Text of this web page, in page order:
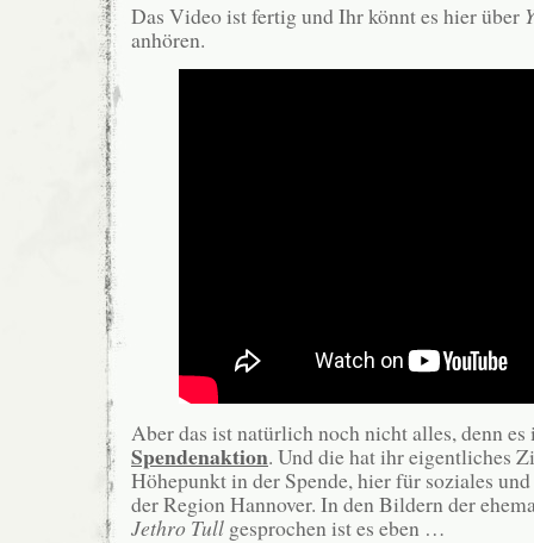
Das Video ist fertig und Ihr könnt es hier über
anhören.
Aber das ist natürlich noch nicht alles, denn
Spendenaktion. Und die hat ihr eigentliches
Höhepunkt in der Spende, hier für soziales
der Region Hannover. In den Bildern der
Jethro Tull gesprochen ist es eben …